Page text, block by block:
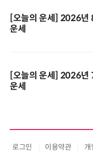
[오늘의 운세] 2026년
운세
[오늘의 운세] 2026년
운세
로그인 이용약관 개